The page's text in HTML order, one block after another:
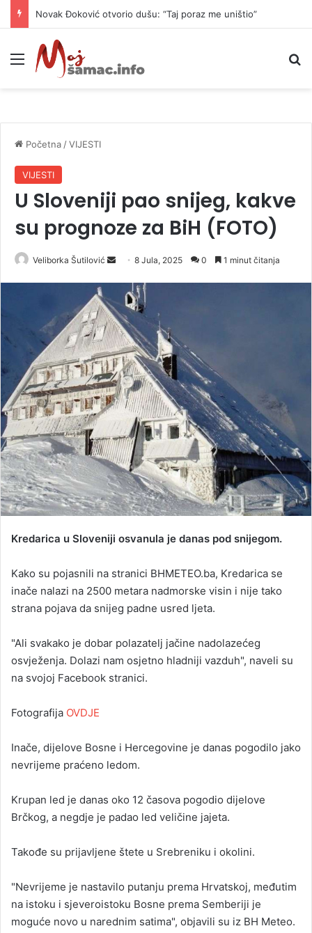
Novak Đoković otvorio dušu: “Taj poraz me uništio”
Meni
Početna /VIJESTI
VIJESTI
U Sloveniji pao snijeg, kakve
su prognoze za BiH (FOTO)
Veliborka Šutilović
d
a
n
e
m
a
i
l
8 Jula, 2025 0 1 minut čitanja
Kredarica u Sloveniji osvanula je danas pod snijegom.
Kako su pojasnili na stranici BHMETEO.ba, Kredarica se
inače nalazi na 2500 metara nadmorske visin i nije tako
strana pojava da snijeg padne usred ljeta.
"Ali svakako je dobar polazatelj jačine nadolazećeg
osvježenja. Dolazi nam osjetno hladniji vazduh", naveli su
na svojoj Facebook stranici.
Fotografija OVDJE
Inače, dijelove Bosne i Hercegovine je danas pogodilo jako
nevrijeme praćeno ledom.
Krupan led je danas oko 12 časova pogodio dijelove
Brčkog, a negdje je padao led veličine jajeta.
Takođe su prijavljene štete u Srebreniku i okolini.
"Nevrijeme je nastavilo putanju prema Hrvatskoj, međutim
na istoku i sjeveroistoku Bosne prema Semberiji je
moguće novo u narednim satima", objavili su iz BH Meteo.